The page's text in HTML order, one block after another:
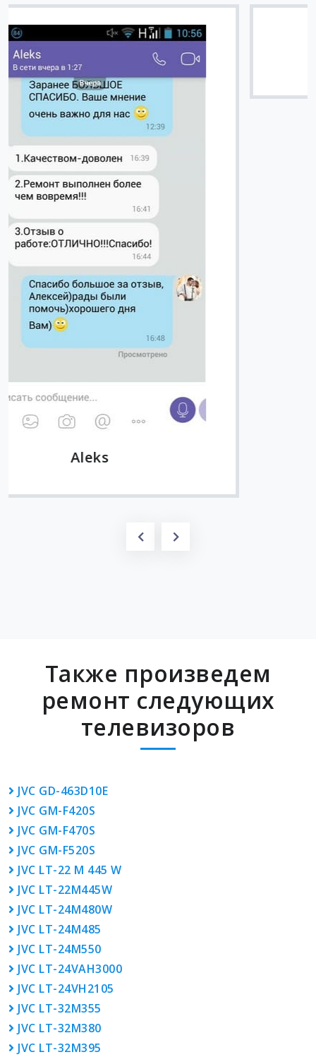
Вячеслав
Также произведем
ремонт следующих
телевизоров
JVC GD-463D10E
JVC GM-F420S
JVC GM-F470S
JVC GM-F520S
JVC LT-22 M 445 W
JVC LT-22M445W
JVC LT-24M480W
JVC LT-24M485
JVC LT-24M550
JVC LT-24VAH3000
JVC LT-24VH2105
JVC LT-32M355
JVC LT-32M380
JVC LT-32M395